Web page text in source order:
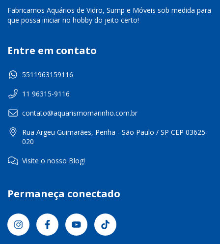
Fabricamos Aquários de Vidro, Sump e Móveis sob medida para
que possa iniciar no hobby do jeito certo!
Entre em contato
5511963159116
11 96315-9116
contato@aquarismomarinho.com.br
Rua Argeu Guimarães, Penha - São Paulo / SP CEP 03625-
020
Visite o nosso Blog!
Permaneça conectado